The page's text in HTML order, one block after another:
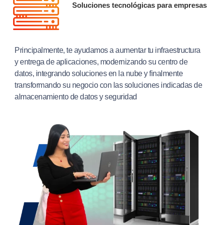
Soluciones tecnológicas para empresas
Principalmente, te ayudamos a aumentar tu infraestructura
y entrega de aplicaciones, modernizando su centro de
datos, integrando soluciones en la nube y finalmente
transformando su negocio con las soluciones indicadas de
almacenamiento de datos y seguridad